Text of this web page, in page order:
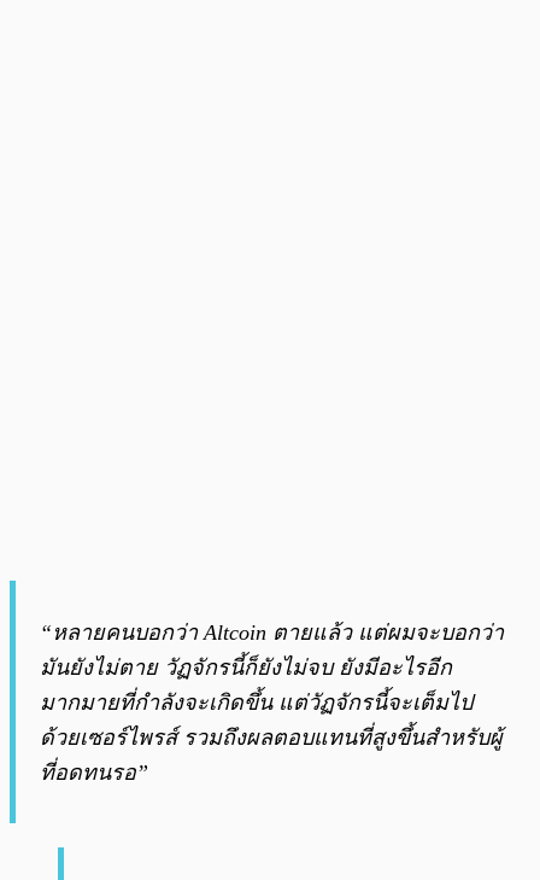
“หลายคนบอกว่า Altcoin ตายแล้ว แต่ผมจะบอกว่า
มันยังไม่ตาย วัฏจักรนี้ก็ยังไม่จบ ยังมีอะไรอีก
มากมายที่กำลังจะเกิดขึ้น แต่วัฏจักรนี้จะเต็มไป
ด้วยเซอร์ไพรส์ รวมถึงผลตอบแทนที่สูงขึ้นสำหรับผู้
ที่อดทนรอ”